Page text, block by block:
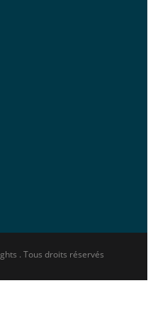
. Tous droits réservés